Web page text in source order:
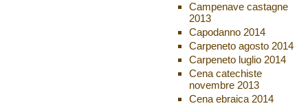
Campenave castagne
2013
Capodanno 2014
Carpeneto agosto 2014
Carpeneto luglio 2014
Cena catechiste
novembre 2013
Cena ebraica 2014